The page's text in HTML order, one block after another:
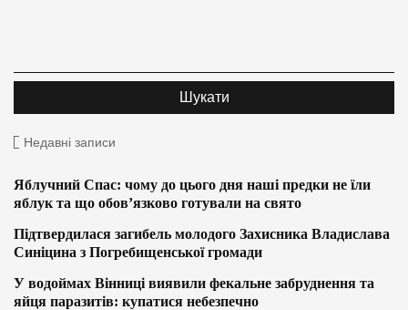
Недавні записи
Яблучний Спас: чому до цього дня наші предки не їли
яблук та що обов’язково готували на свято
Підтвердилася загибель молодого Захисника Владислава
Синіцина з Погребищенської громади
У водоймах Вінниці виявили фекальне забруднення та
яйця паразитів: купатися небезпечно